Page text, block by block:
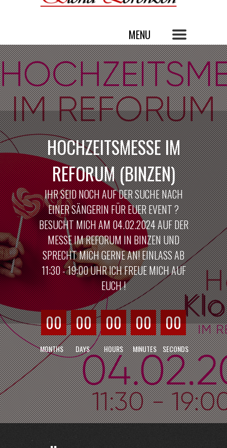
HOCHZEITSMESSE IM
REFORUM (BINZEN)
IHR SEID NOCH AUF DER SUCHE NACH
EINER SÄNGERIN FÜR EUER EVENT ?
BESUCHT MICH AM 04.02.2024 AUF DER
MESSE IM REFORUM IN BINZEN UND
SPRECHT MICH GERNE AN! EINLASS AB
11:30 - 19:00 UHR ICH FREUE MICH AUF
EUCH !
00 00 00 00 00
MONTHS DAYS HOURS MINUTES SECONDS